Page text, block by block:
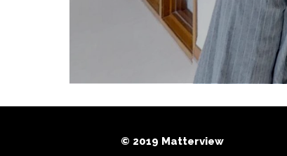
© 2019 Matterview